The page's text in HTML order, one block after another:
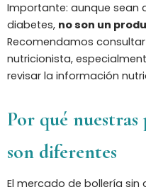
Importante: aunque sean
diabetes, no son un
Recomendamos
nutricionista,
revisar la información
Por qué nuestras
son diferentes
El mercado de bollería